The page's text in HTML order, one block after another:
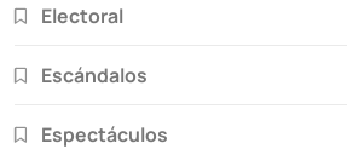
Electoral
Escándalos
Espectáculos